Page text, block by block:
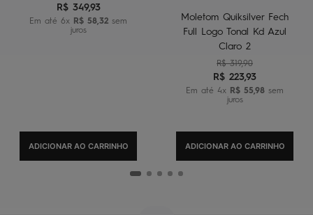
R$ 349,93
Em até 6x R$ 58 32 sem
juros
ADICIONAR AO CARRINHO
Moletom Quiksilver Fech
Full Logo Tonal Kd Azul
Claro 2
R$ 319,90
R$ 223,93
Em até 4x R$ 55,98 sem
juros
ADICIONAR AO CARRINHO